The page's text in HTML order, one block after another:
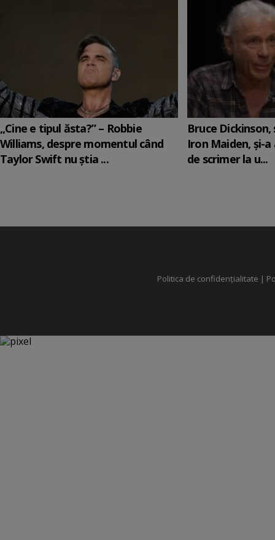
„Cine e tipul ăsta?” – Robbie
Williams, despre momentul când
Taylor Swift nu știa ...
Bruce
Iron Maiden, şi-
de scrimer la u...
Politica de confidențialitate |